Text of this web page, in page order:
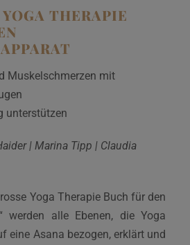
YOGA THERAPIE
Muskelschmerzen mit
unterstützen
| Marina Tipp | Claudia
Yoga Therapie Buch für den
werden alle Ebenen, die Yoga
eine Asana bezogen, erklärt und